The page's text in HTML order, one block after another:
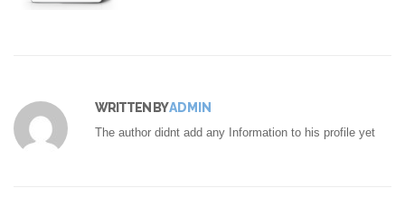
WRITTEN BYADMIN
The author didnt add any Information to his profile yet